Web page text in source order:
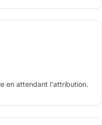
en attendant l'attribution.